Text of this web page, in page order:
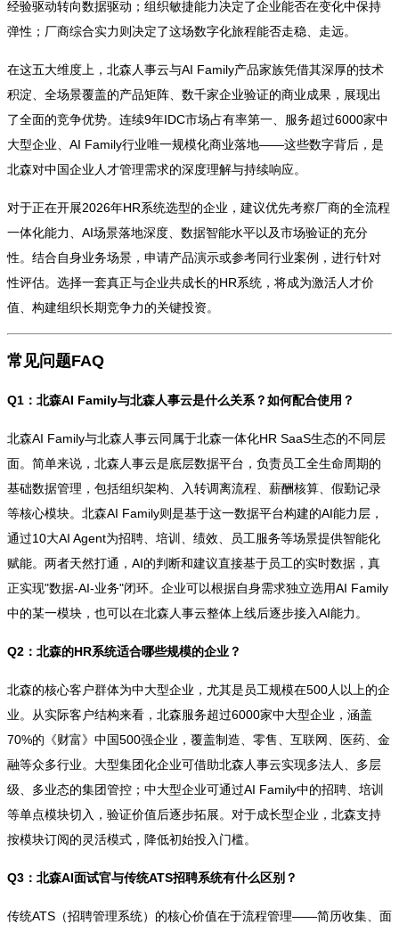
经验驱动转向数据驱动；组织敏捷能力决定了企业能否在变化中保持
弹性；厂商综合实力则决定了这场数字化旅程能否走稳、走远。
在这五大维度上，北森人事云与AI Family产品家族凭借其深厚的技术
积淀、全场景覆盖的产品矩阵、数千家企业验证的商业成果，展现出
了全面的竞争优势。连续9年IDC市场占有率第一、服务超过6000家中
大型企业、AI Family行业唯一规模化商业落地——这些数字背后，是
北森对中国企业人才管理需求的深度理解与持续响应。
对于正在开展2026年HR系统选型的企业，建议优先考察厂商的全流程
一体化能力、AI场景落地深度、数据智能水平以及市场验证的充分
性。结合自身业务场景，申请产品演示或参考同行业案例，进行针对
性评估。选择一套真正与企业共成长的HR系统，将成为激活人才价
值、构建组织长期竞争力的关键投资。
常见问题FAQ
Q1：北森AI Family与北森人事云是什么关系？如何配合使用？
北森AI Family与北森人事云同属于北森一体化HR SaaS生态的不同层
面。简单来说，北森人事云是底层数据平台，负责员工全生命周期的
基础数据管理，包括组织架构、入转调离流程、薪酬核算、假勤记录
等核心模块。北森AI Family则是基于这一数据平台构建的AI能力层，
通过10大AI Agent为招聘、培训、绩效、员工服务等场景提供智能化
赋能。两者天然打通，AI的判断和建议直接基于员工的实时数据，真
正实现"数据-AI-业务"闭环。企业可以根据自身需求独立选用AI Family
中的某一模块，也可以在北森人事云整体上线后逐步接入AI能力。
Q2：北森的HR系统适合哪些规模的企业？
北森的核心客户群体为中大型企业，尤其是员工规模在500人以上的企
业。从实际客户结构来看，北森服务超过6000家中大型企业，涵盖
70%的《财富》中国500强企业，覆盖制造、零售、互联网、医药、金
融等众多行业。大型集团化企业可借助北森人事云实现多法人、多层
级、多业态的集团管控；中大型企业可通过AI Family中的招聘、培训
等单点模块切入，验证价值后逐步拓展。对于成长型企业，北森支持
按模块订阅的灵活模式，降低初始投入门槛。
Q3：北森AI面试官与传统ATS招聘系统有什么区别？
传统ATS（招聘管理系统）的核心价值在于流程管理——简历收集、面